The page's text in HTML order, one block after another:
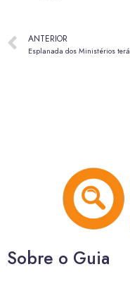
ANTERIOR
Sobre o Guia